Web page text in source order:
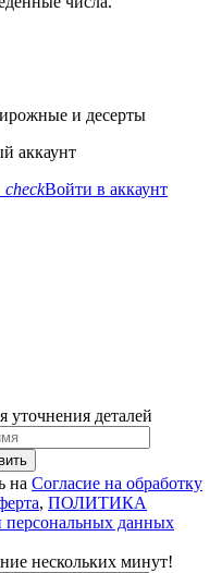
и десерты
аккаунт
Войти в аккаунт
деталей
на Согласие на обработку
, ПОЛИТИКА
персональных данных
нескольких минут!